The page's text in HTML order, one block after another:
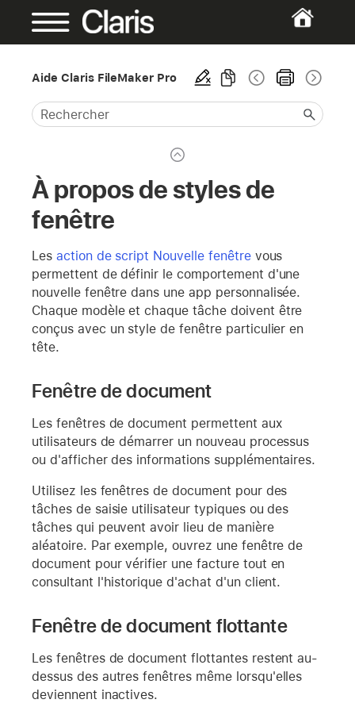
Aide Claris FileMaker Pro
À propos de styles de
fenêtre
Les action de script Nouvelle fenêtrevous
permettent de définir le comportement d'une
nouvelle fenêtre dans une app personnalisée.
Chaque modèle et chaque tâche doivent être
conçus avec un style de fenêtre particulier en
tête.
Fenêtre de document
Les fenêtres de document permettent aux
utilisateurs de démarrer un nouveau processus
ou d'afficher des informations supplémentaires.
Utilisez les fenêtres de document pour des
tâches de saisie utilisateur typiques ou des
tâches qui peuvent avoir lieu de manière
aléatoire. Par exemple, ouvrez une fenêtre de
document pour vérifier une facture tout en
consultant l'historique d'achat d'un client.
Fenêtre de document flottante
Les fenêtres de document flottantes restent au-
dessus des autres fenêtres même lorsqu'elles
deviennent inactives.